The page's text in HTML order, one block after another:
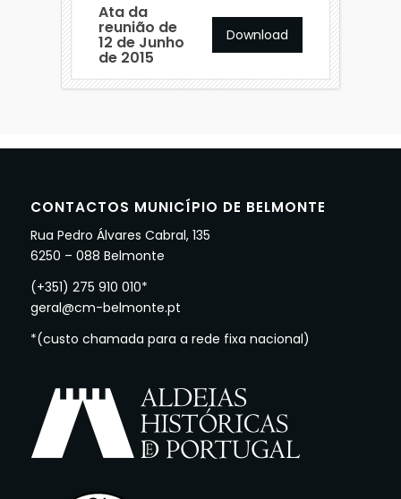
Ata da
reunião de
12 de Junho
de 2015
Download
CONTACTOS MUNICÍPIO DE BELMONTE
Rua Pedro Álvares Cabral, 135
6250 – 088 Belmonte
(+351) 275 910 010*
geral@cm-belmonte.pt
*(custo chamada para a rede fixa nacional)